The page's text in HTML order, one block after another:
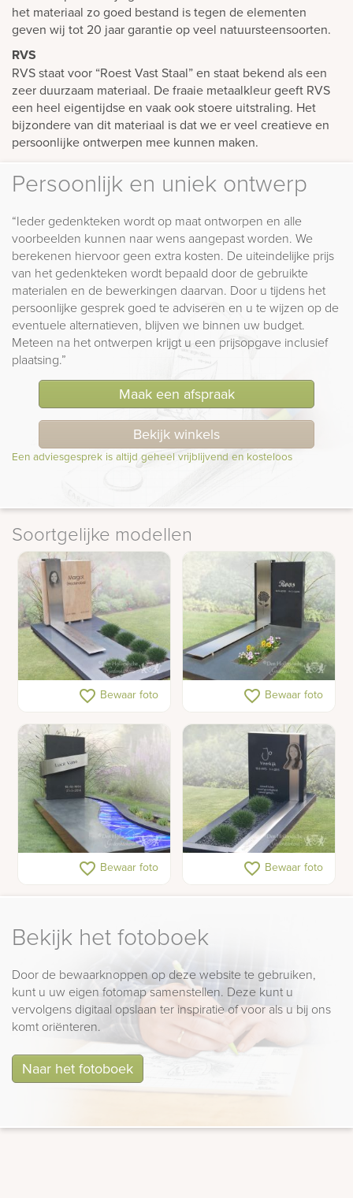
het materiaal zo goed bestand is tegen de elementen
geven wij tot 20 jaar garantie op veel natuursteensoorten.
RVS
RVS staat voor “Roest Vast Staal” en staat bekend als een
zeer duurzaam materiaal. De fraaie metaalkleur geeft RVS
een heel eigentijdse en vaak ook stoere uitstraling. Het
bijzondere van dit materiaal is dat we er veel creatieve en
persoonlijke ontwerpen mee kunnen maken.
Persoonlijk en uniek ontwerp
“Ieder gedenkteken wordt op maat ontworpen en alle
voorbeelden kunnen naar wens aangepast worden. We
berekenen hiervoor geen extra kosten. De uiteindelijke prijs
van het gedenkteken wordt bepaald door de gebruikte
materialen en de bewerkingen daarvan. Door u tijdens het
persoonlijke gesprek goed te adviseren en u te wijzen op de
eventuele alternatieven, blijven we binnen uw budget.
Meteen na het ontwerpen krijgt u een prijsopgave inclusief
plaatsing.”
Maak een afspraak
Bekijk winkels
Een adviesgesprek is altijd geheel vrijblijvend en kosteloos
Soortgelijke modellen
Grafmonument met
houtlook natuursteen en
RVS
favorite_border Bewaar foto favorite_border Bewaar foto
Sierlijk grafmonument
met glas en rvs
favorite_border Bewaar foto RVS grafsteen
favorite_border Bewaar foto
Bekijk het fotoboek
Door de bewaarknoppen op deze website te gebruiken,
kunt u uw eigen fotomap samenstellen. Deze kunt u
vervolgens digitaal opslaan ter inspiratie of voor als u bij ons
komt oriënteren.
Naar het fotoboek